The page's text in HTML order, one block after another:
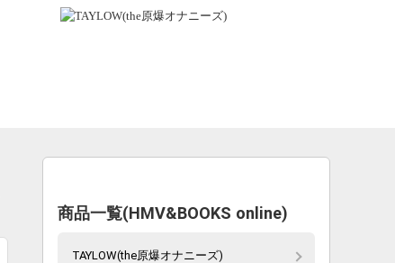
商品一覧(HMV&BOOKS online)
TAYLOW(the原爆オナニーズ)